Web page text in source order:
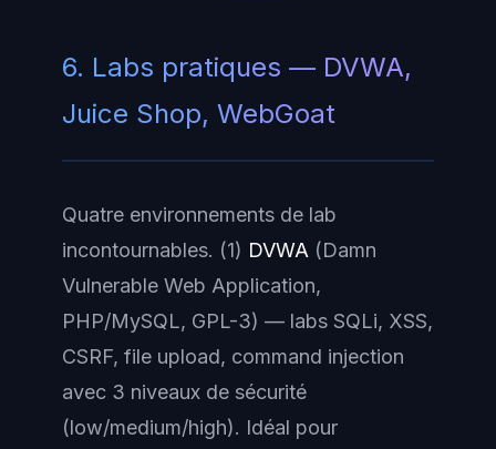
6. Labs pratiques — DVWA,
Juice Shop, WebGoat
Quatre environnements de lab
incontournables. (1) DVWA (Damn
Vulnerable Web Application,
PHP/MySQL, GPL-3) — labs SQLi, XSS,
CSRF, file upload, command injection
avec 3 niveaux de sécurité
(low/medium/high). Idéal pour